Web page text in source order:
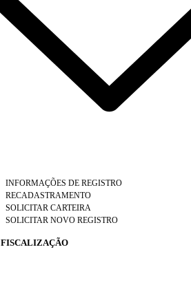
INFORMAÇÕES DE REGISTRO
RECADASTRAMENTO
SOLICITAR CARTEIRA
SOLICITAR NOVO REGISTRO
FISCALIZAÇÃO